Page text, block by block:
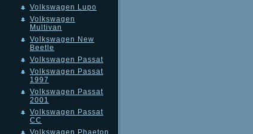
Volkswagen Lupo
Volkswagen
Multivan
Volkswagen New
Beetle
Volkswagen Passat
Volkswagen Passat
1997
Volkswagen Passat
2001
Volkswagen Passat
CC
Volkswagen Phaeton